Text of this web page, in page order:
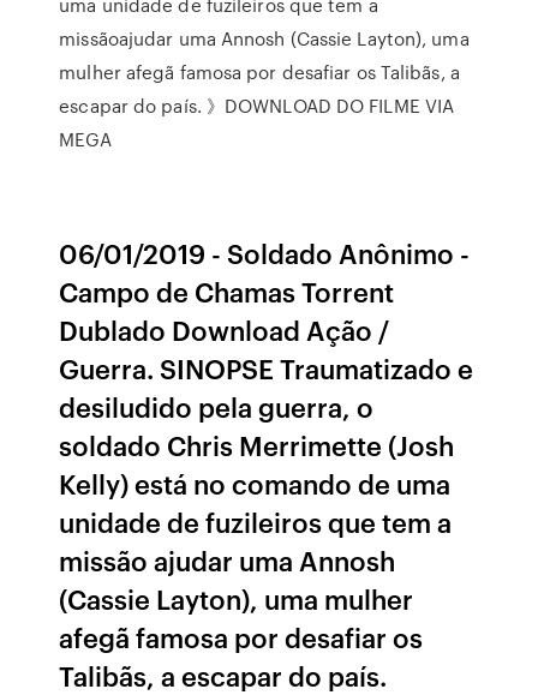
missãoajudar uma Annosh (Cassie Layton), uma
mulher afegã famosa por desafiar os Talibãs, a
escapar do país. 》DOWNLOAD DO FILME VIA
MEGA
06/01/2019 - Soldado Anônimo -
Campo de Chamas Torrent
Dublado Download Ação /
Guerra. SINOPSE Traumatizado e
desiludido pela guerra, o
soldado Chris Merrimette (Josh
Kelly) está no comando de uma
unidade de fuzileiros que tem a
missão ajudar uma Annosh
(Cassie Layton), uma mulher
afegã famosa por desafiar os
Talibãs, a escapar do país.